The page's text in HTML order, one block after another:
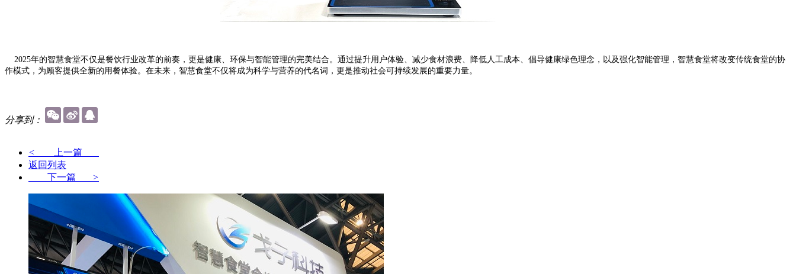
2025年的智慧食堂不仅是餐饮行业改革的前奏，更是健康 、环保与智能管理的完美结合。通过提升用户体验、减少食材浪费、降低人工成本、倡导健康绿色理念，以及强化智能管理，智慧食堂将改变传统食堂的协
作模式，为顾客提供全新的用餐体验。在未来，智慧食堂不仅将成为科学与营养的代名词，更是推动社会可持续发展的重要力量。
分享到：
< 上一篇
返回列表
下一篇 >